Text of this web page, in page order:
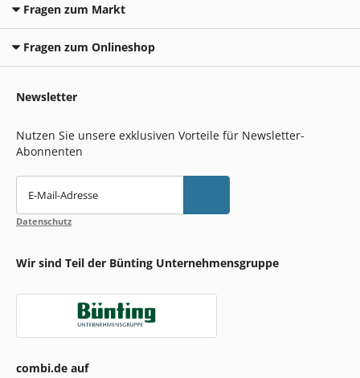
Fragen zum Markt
Fragen zum Onlineshop
Newsletter
Nutzen Sie unsere exklusiven Vorteile für Newsletter-
Abonnenten
E-Mail-Adresse
Datenschutz
Wir sind Teil der Bünting Unternehmensgruppe
combi.de auf